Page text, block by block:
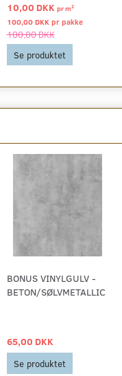
10,00 DKK prm2
100,00 DKK pr pakke
100,00 DKK
Se produktet
BONUS VINYLGULV -
BETON/SØLVMETALLIC
65,00 DKK
Se produktet